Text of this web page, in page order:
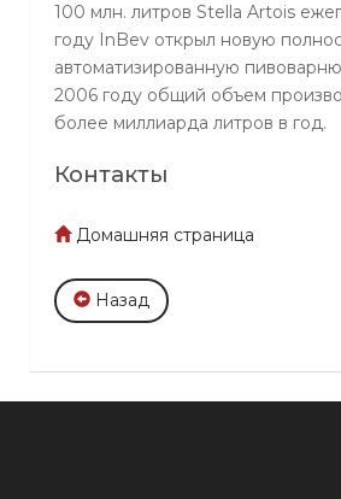
100 млн. литров Stella Artois
году InBev открыл новую
автоматизированную
2006 году общий объем
более миллиарда литров в год.
Контакты
Домашняя страница
Назад